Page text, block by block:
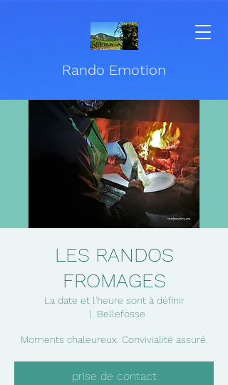
Rando Emotion
LES RANDOS
FROMAGES
La date et l'heure sont à définir
  |
Bellefosse
Moments chaleureux. Convivialité assuré.
prise de contact